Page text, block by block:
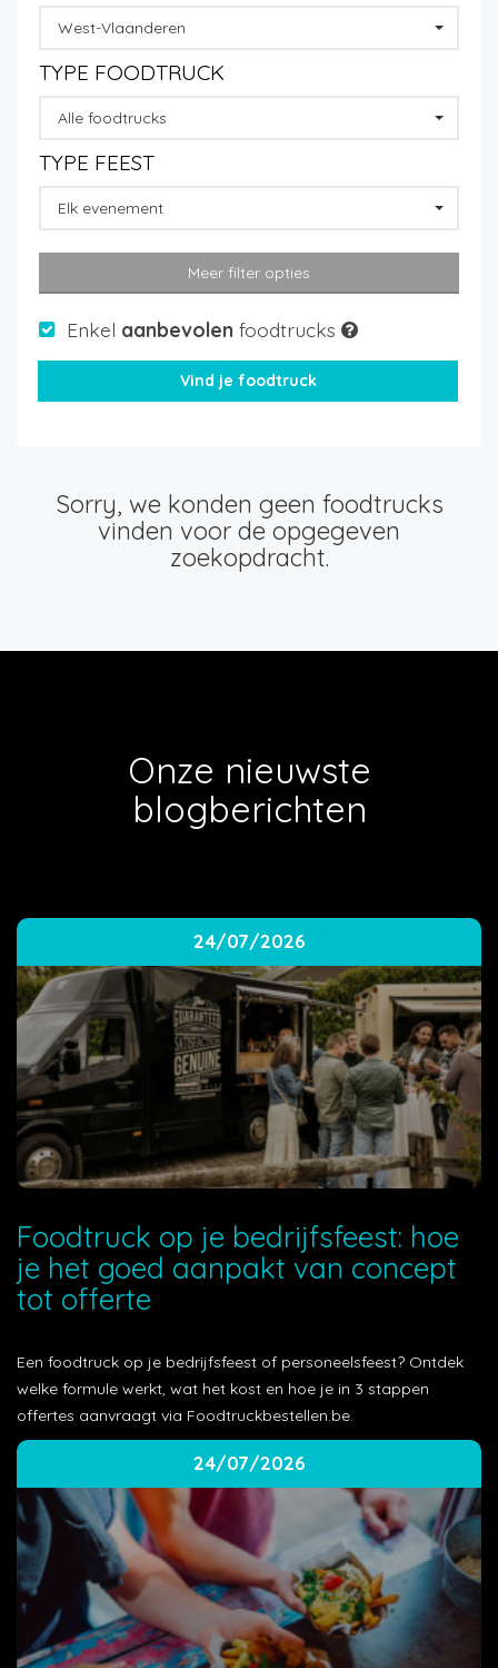
West-Vlaanderen
TYPE FOODTRUCK
Alle foodtrucks
TYPE FEEST
Elk evenement
Meer filter opties
Enkel aanbevolen foodtrucks
Sorry, we konden geen foodtrucks
vinden voor de opgegeven
zoekopdracht.
Onze nieuwste
blogberichten
24/07/2026
Foodtruck op je bedrijfsfeest: hoe
je het goed aanpakt van concept
tot offerte
Een foodtruck op je bedrijfsfeest of personeelsfeest? Ontdek
welke formule werkt, wat het kost en hoe je in 3 stappen
offertes aanvraagt via Foodtruckbestellen.be.
24/07/2026